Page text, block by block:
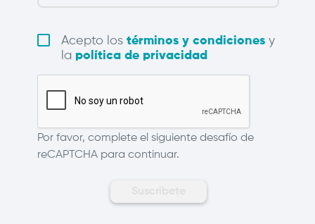
Acepto los términos y condiciones y
la política de privacidad
Por favor, complete el siguiente desafío de
reCAPTCHA para continuar.